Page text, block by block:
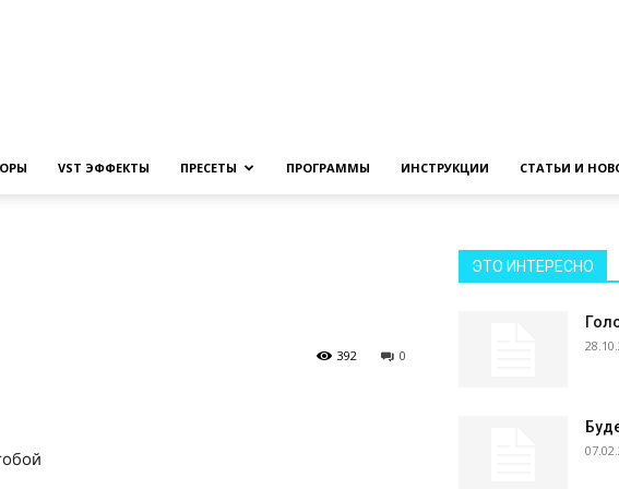
VST ЭФФЕКТЫ ПРЕСЕТЫ ПРОГРАММЫ ИНСТРУКЦИИ СТАТЬИ И
0
392
ЭТО ИНТЕРЕСНО